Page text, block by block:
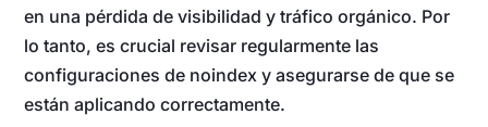
en una pérdida de visibilidad y tráfico orgánico. Por
lo tanto, es crucial revisar regularmente las
configuraciones de noindex y asegurarse de que se
están aplicando correctamente.